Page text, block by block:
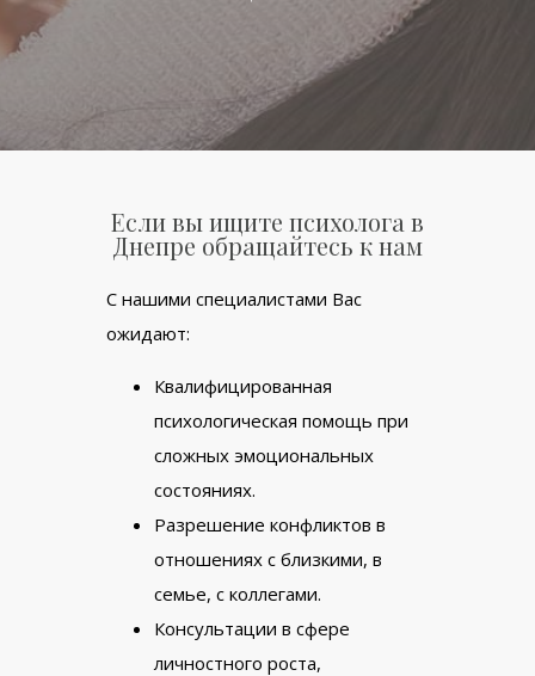
Если вы ищите психолога в
Днепре обращайтесь к нам
С нашими специалистами Вас
ожидают:
Квалифицированная
психологическая помощь при
сложных эмоциональных
состояниях.
Разрешение конфликтов в
отношениях с близкими, в
семье, с коллегами.
Консультации в сфере
личностного роста,